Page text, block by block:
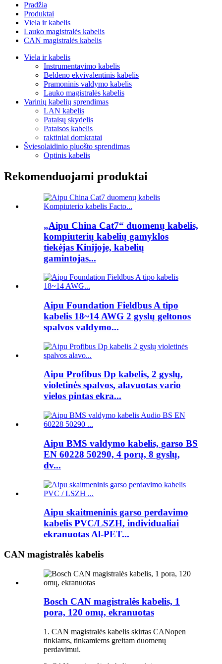
Pradžia
Produktai
Viela ir kabelis
Lauko magistralės kabelis
CAN magistralės kabelis
Viela ir kabelis
Instrumentavimo kabelis
Beldeno ekvivalentinis kabelis
Pramoninis valdymo kabelis
Lauko magistralės kabelis
Varinių kabelių sprendimas
LAN kabelis
Pataisų skydelis
Pataisos kabelis
raktiniai domkratai
Šviesolaidinio pluošto sprendimas
Optinis kabelis
Rekomenduojami produktai
„Aipu China Cat7“ duomenų kabelis,
kompiuterių kabelių gamyklos
tiekėjas Kinijoje, kabelių
gamintojas...
Aipu Foundation Fieldbus A tipo
kabelis 18~14 AWG 2 gyslų geltonos
spalvos valdymo...
Aipu Profibus Dp kabelis, 2 gyslų,
violetinės spalvos, alavuotas vario
vielos pintas ekra...
Aipu BMS valdymo kabelis, garso BS
EN 60228 50290, 4 porų, 8 gyslų,
dv...
Aipu skaitmeninis garso perdavimo
kabelis PVC/LSZH, individualiai
ekranuotas Al-PET...
CAN magistralės kabelis
Bosch CAN magistralės kabelis, 1
pora, 120 omų, ekranuotas
1. CAN magistralės kabelis skirtas CANopen
tinklams, tinkamiems greitam duomenų
perdavimui.